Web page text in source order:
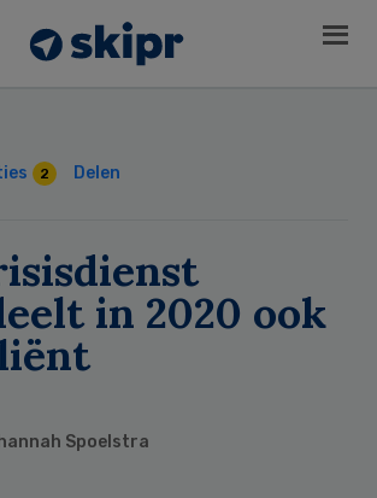
2 Delen
in 2020 ook
Spoelstra